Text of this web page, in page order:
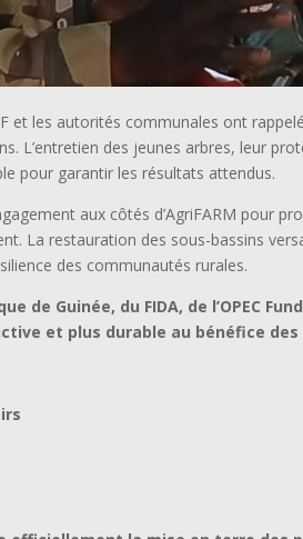
et les autorités communales ont
L’entretien des jeunes arbres, leur
pour garantir les résultats attendus.
aux côtés d’AgriFARM pour
La restauration des sous-bassins
des communautés rurales.
de Guinée, du FIDA, de l’OPEC
et plus durable au bénéfice